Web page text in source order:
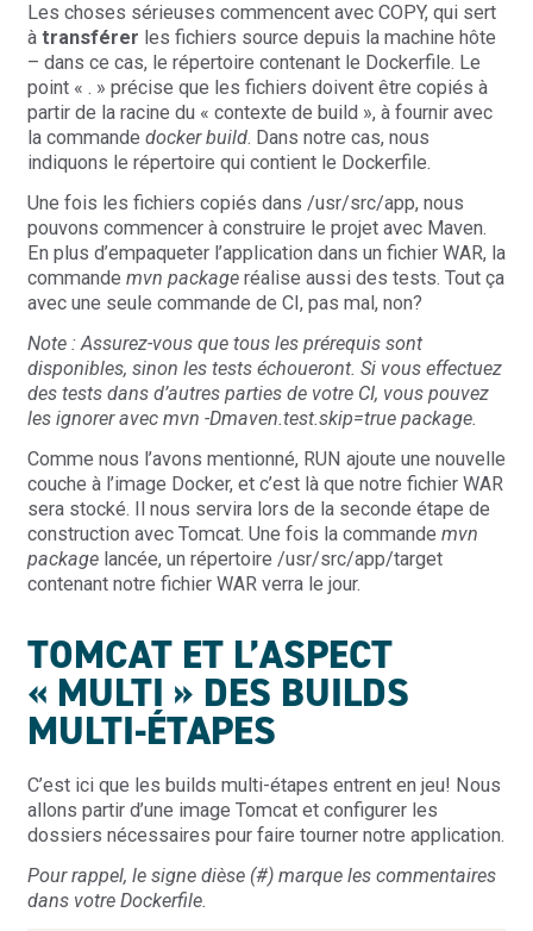
Les choses sérieuses commencent avec COPY, qui sert
à transférer les fichiers source depuis la machine hôte
– dans ce cas, le répertoire contenant le Dockerfile. Le
point « . » précise que les fichiers doivent être copiés à
partir de la racine du « contexte de build », à fournir avec
la commande docker build. Dans notre cas, nous
indiquons le répertoire qui contient le Dockerfile.
Une fois les fichiers copiés dans /usr/src/app, nous
pouvons commencer à construire le projet avec Maven.
En plus d’empaqueter l’application dans un fichier WAR, la
commande mvn packageréalise aussi des tests. Tout ça
avec une seule commande de CI, pas mal, non?
Note : Assurez-vous que tous les prérequis sont
disponibles, sinon les tests échoueront. Si vous effectuez
des tests dans d’autres parties de votre CI, vous pouvez
les ignorer avec mvn -Dmaven.test.skip=true package.
Comme nous l’avons mentionné, RUN ajoute une nouvelle
couche à l’image Docker, et c’est là que notre fichier WAR
sera stocké. Il nous servira lors de la seconde étape de
construction avec Tomcat. Une fois la commande mvn
packagelancée, un répertoire /usr/src/app/target
contenant notre fichier WAR verra le jour.
TOMCAT ET L’ASPECT
« MULTI » DES BUILDS
MULTI-ÉTAPES
C’est ici que les builds multi-étapes entrent en jeu! Nous
allons partir d’une image Tomcat et configurer les
dossiers nécessaires pour faire tourner notre application.
Pour rappel, le signe dièse (#)marque les commentaires
dans votre Dockerfile.